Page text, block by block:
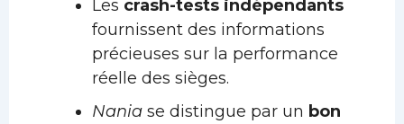
Les crash-tests indépendants
fournissent des informations
précieuses sur la performance
réelle des sièges.
Naniase distingue par un bon